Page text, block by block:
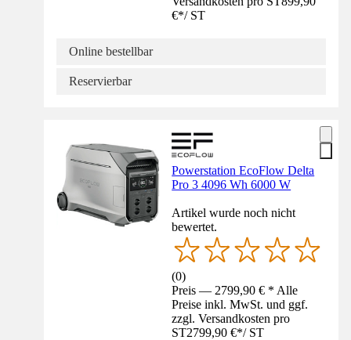
€*/ ST
Online bestellbar
Reservierbar
Powerstation EcoFlow Delta
Pro 3 4096 Wh 6000 W
Artikel wurde noch nicht
bewertet.
(0)
Preis — 2799,90 € * Alle
Preise inkl. MwSt. und ggf.
zzgl. Versandkosten pro
ST2799,90 €*/ ST